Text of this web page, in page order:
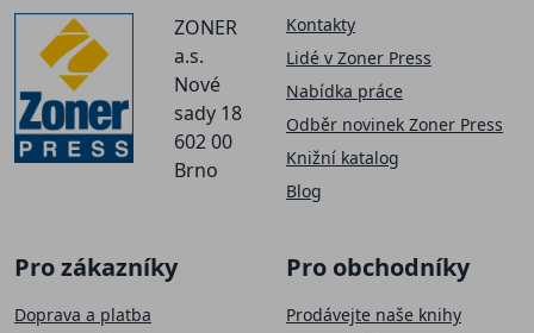
ZONER
a.s.
Nové
sady 18
602 00
Brno
Kontakty
Lidé v Zoner Press
Nabídka práce
Odběr novinek Zoner Press
Knižní katalog
Blog
Pro zákazníky
Doprava a platba
Pro obchodníky
Prodávejte naše knihy